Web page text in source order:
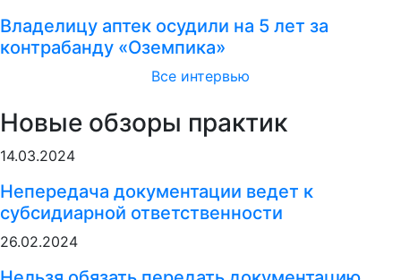
Владелицу аптек осудили на 5 лет за
контрабанду «Оземпика»
Все интервью
Новые обзоры практик
14.03.2024
Непередача документации ведет к
субсидиарной ответственности
26.02.2024